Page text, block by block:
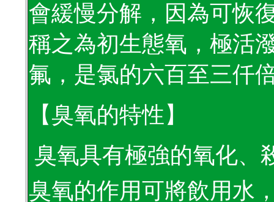
會緩慢分解，因為可恢
稱之為初生態氧，極活
氟 ， 是氯的六百至三仟
【臭氧的特性】
臭氧具有極強的氧化、
臭氧的作用可將飲用水